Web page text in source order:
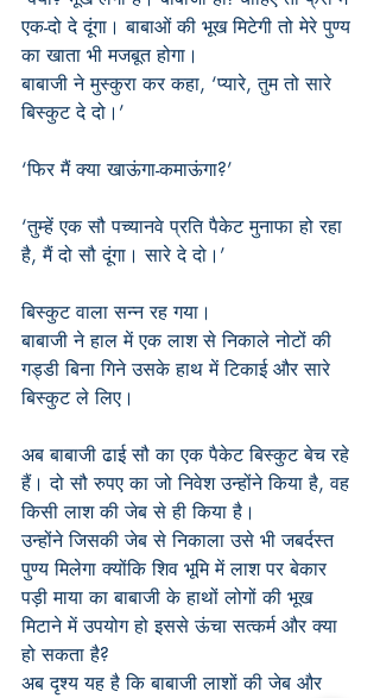
एक-दो दे दूंगा। बाबाओं की भूख मिटेगी तो मेरे पुण्य
का खाता भी मजबूत होगा।
बाबाजी ने मुस्कुरा कर कहा, ‘प्यारे, तुम तो सारे
बिस्कुट दे दो।’
‘फिर मैं क्या खाऊंगा-कमाऊंगा?’
‘तुम्हें एक सौ पच्यानवे प्रति पैकेट मुनाफा हो रहा
है, मैं दो सौ दूंगा। सारे दे दो।’
बिस्कुट वाला सन्न रह गया।
बाबाजी ने हाल में एक लाश से निकाले नोटों की
गड्डी बिना गिने उसके हाथ में टिकाई और सारे
बिस्कुट ले लिए।
अब बाबाजी ढाई सौ का एक पैकेट बिस्कुट बेच रहे
हैं। दो सौ रुपए का जो निवेश उन्होंने किया है, वह
किसी लाश की जेब से ही किया है।
उन्होंने जिसकी जेब से निकाला उसे भी जबर्दस्त
पुण्य मिलेगा क्योंकि शिव भूमि में लाश पर बेकार
पड़ी माया का बाबाजी के हाथों लोगों की भूख
मिटाने में उपयोग हो इससे ऊंचा सत्कर्म और क्या
हो सकता है?
अब दृश्य यह है कि बाबाजी लाशों की जेब और